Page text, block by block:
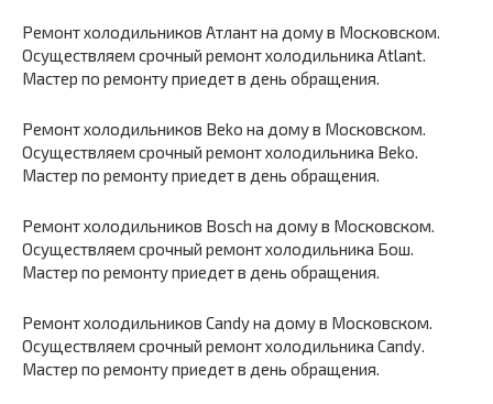
Ремонт холодильников Атлант на дому в Московском.
Осуществляем срочный ремонт холодильника Atlant.
Мастер по ремонту приедет в день обращения.
Ремонт холодильников Beko на дому в Московском.
Осуществляем срочный ремонт холодильника Beko.
Мастер по ремонту приедет в день обращения.
Ремонт холодильников Bosch на дому в Московском.
Осуществляем срочный ремонт холодильника Бош.
Мастер по ремонту приедет в день обращения.
Ремонт холодильников Candy на дому в Московском.
Осуществляем срочный ремонт холодильника Candy.
Мастер по ремонту приедет в день обращения.